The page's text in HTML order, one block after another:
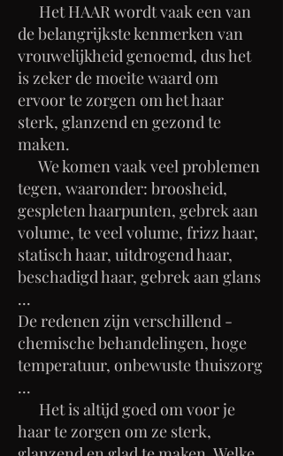
Het HAAR wordt vaak een van
de belangrijkste kenmerken van
vrouwelijkheid genoemd, dus het
is zeker de moeite waard om
ervoor te zorgen om het haar
sterk, glanzend en gezond te
maken.
We komen vaak veel problemen
tegen, waaronder: broosheid,
gespleten haarpunten, gebrek aan
volume, te veel volume, frizz haar,
statisch haar, uitdrogend haar,
beschadigd haar, gebrek aan glans
...
De redenen zijn verschillend -
chemische behandelingen, hoge
temperatuur, onbewuste thuiszorg
...
Het is altijd goed om voor je
haar te zorgen om ze sterk,